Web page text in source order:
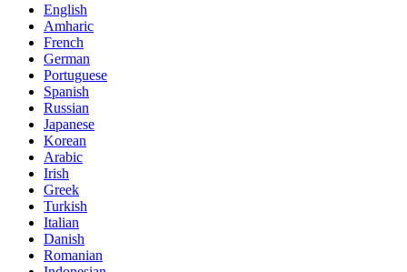
English
Amharic
French
German
Portuguese
Spanish
Russian
Japanese
Korean
Arabic
Irish
Greek
Turkish
Italian
Danish
Romanian